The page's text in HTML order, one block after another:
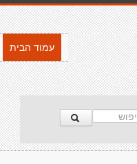
עמוד הבית